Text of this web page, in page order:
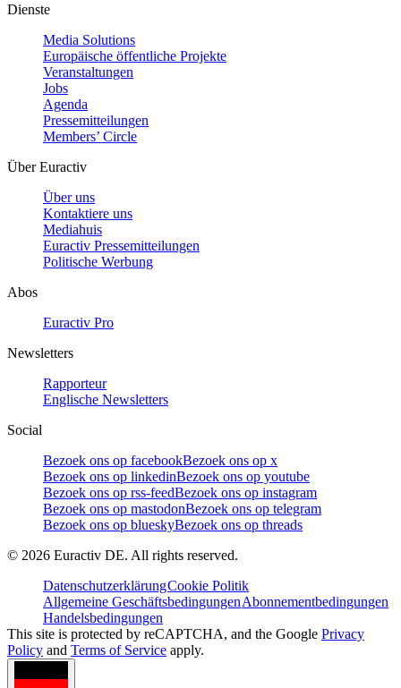
Dienste
Media Solutions
Europäische öffentliche Projekte
Veranstaltungen
Jobs
Agenda
Pressemitteilungen
Members’ Circle
Über Euractiv
Über uns
Kontaktiere uns
Mediahuis
Euractiv Pressemitteilungen
Politische Werbung
Abos
Euractiv Pro
Newsletters
Rapporteur
Englische Newsletters
Social
Bezoek ons op facebookBezoek ons op x
Bezoek ons op linkedinBezoek ons op youtube
Bezoek ons op rss-feedBezoek ons op instagram
Bezoek ons op mastodonBezoek ons op telegram
Bezoek ons op blueskyBezoek ons op threads
© 2026 Euractiv DE. All rights reserved.
DatenschutzerklärungCookie Politik
Allgemeine GeschäftsbedingungenAbonnementbedingungen
Handelsbedingungen
This site is protected by reCAPTCHA, and the Google Privacy
Policy and Terms of Service apply.